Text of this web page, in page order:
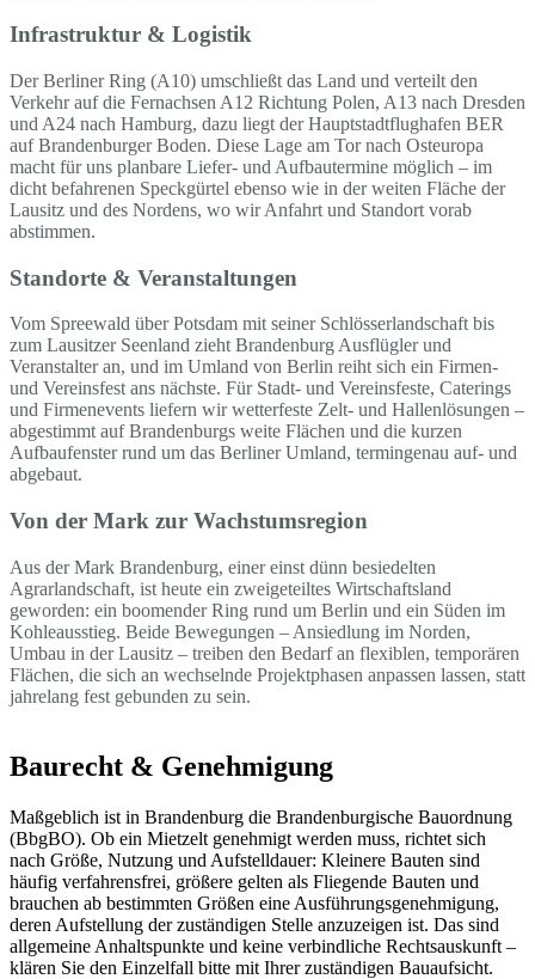
Infrastruktur & Logistik
Der Berliner Ring (A10) umschließt das Land und verteilt den
Verkehr auf die Fernachsen A12 Richtung Polen, A13 nach Dresden
und A24 nach Hamburg, dazu liegt der Hauptstadtflughafen BER
auf Brandenburger Boden. Diese Lage am Tor nach Osteuropa
macht für uns planbare Liefer- und Aufbautermine möglich – im
dicht befahrenen Speckgürtel ebenso wie in der weiten Fläche der
Lausitz und des Nordens, wo wir Anfahrt und Standort vorab
abstimmen.
Standorte & Veranstaltungen
Vom Spreewald über Potsdam mit seiner Schlösserlandschaft bis
zum Lausitzer Seenland zieht Brandenburg Ausflügler und
Veranstalter an, und im Umland von Berlin reiht sich ein Firmen-
und Vereinsfest ans nächste. Für Stadt- und Vereinsfeste, Caterings
und Firmenevents liefern wir wetterfeste Zelt- und Hallenlösungen –
abgestimmt auf Brandenburgs weite Flächen und die kurzen
Aufbaufenster rund um das Berliner Umland, termingenau auf- und
abgebaut.
Von der Mark zur Wachstumsregion
Aus der Mark Brandenburg, einer einst dünn besiedelten
Agrarlandschaft, ist heute ein zweigeteiltes Wirtschaftsland
geworden: ein boomender Ring rund um Berlin und ein Süden im
Kohleausstieg. Beide Bewegungen – Ansiedlung im Norden,
Umbau in der Lausitz – treiben den Bedarf an flexiblen, temporären
Flächen, die sich an wechselnde Projektphasen anpassen lassen, statt
jahrelang fest gebunden zu sein.
Baurecht & Genehmigung
Maßgeblich ist in Brandenburg die Brandenburgische Bauordnung
(BbgBO). Ob ein Mietzelt genehmigt werden muss, richtet sich
nach Größe, Nutzung und Aufstelldauer: Kleinere Bauten sind
häufig verfahrensfrei, größere gelten als Fliegende Bauten und
brauchen ab bestimmten Größen eine Ausführungsgenehmigung,
deren Aufstellung der zuständigen Stelle anzuzeigen ist. Das sind
allgemeine Anhaltspunkte und keine verbindliche Rechtsauskunft –
klären Sie den Einzelfall bitte mit Ihrer zuständigen Bauaufsicht.